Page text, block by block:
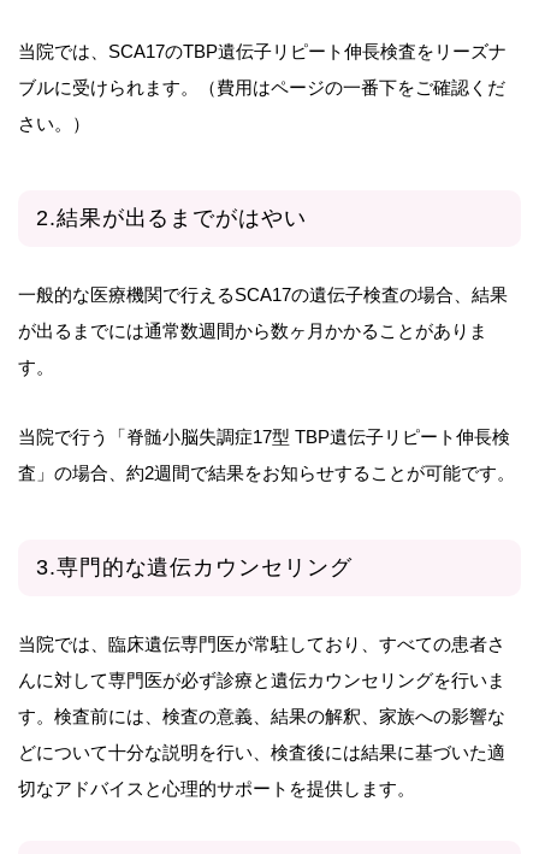
当院では、SCA17のTBP遺伝子リピート伸長検査をリーズナ
ブルに受けられます。（費用はページの一番下をご確認くだ
さい。）
2.結果が出るまでがはやい
一般的な医療機関で行えるSCA17の遺伝子検査の場合、結果
が出るまでには通常数週間から数ヶ月かかることがありま
す。
当院で行う「脊髄小脳失調症17型 TBP遺伝子リピート伸長検
査」の場合、約2週間で結果をお知らせすることが可能です。
3.専門的な遺伝カウンセリング
当院では、臨床遺伝専門医が常駐しており、すべての患者さ
んに対して専門医が必ず診療と遺伝カウンセリングを行いま
す。検査前には、検査の意義、結果の解釈、家族への影響な
どについて十分な説明を行い、検査後には結果に基づいた適
切なアドバイスと心理的サポートを提供します。